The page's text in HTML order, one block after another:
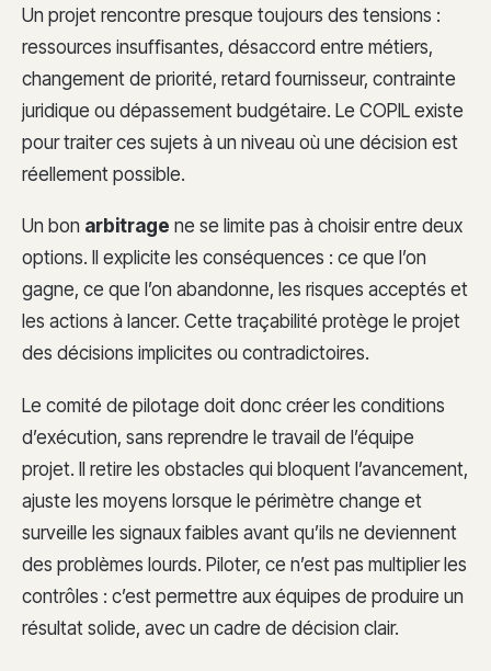
Un projet rencontre presque toujours des tensions :
ressources insuffisantes, désaccord entre métiers,
changement de priorité, retard fournisseur, contrainte
juridique ou dépassement budgétaire. Le COPIL existe
pour traiter ces sujets à un niveau où une décision est
réellement possible.
Un bon arbitrage ne se limite pas à choisir entre deux
options. Il explicite les conséquences : ce que l’on
gagne, ce que l’on abandonne, les risques acceptés et
les actions à lancer. Cette traçabilité protège le projet
des décisions implicites ou contradictoires.
Le comité de pilotage doit donc créer les conditions
d’exécution, sans reprendre le travail de l’équipe
projet. Il retire les obstacles qui bloquent l’avancement,
ajuste les moyens lorsque le périmètre change et
surveille les signaux faibles avant qu’ils ne deviennent
des problèmes lourds. Piloter, ce n’est pas multiplier les
contrôles : c’est permettre aux équipes de produire un
résultat solide, avec un cadre de décision clair.